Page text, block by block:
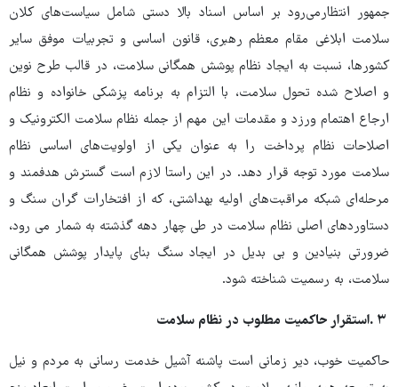
جمهور انتظارمی‌رود بر اساس اسناد بالا دستی شامل سیاست‌های کلان
سلامت ابلاغی مقام معظم رهبری، قانون اساسی و تجربیات موفق سایر
کشورها، نسبت به ایجاد نظام پوشش همگانی سلامت، در قالب طرح نوین
و اصلاح شده تحول سلامت، با التزام به برنامه پزشکی خانواده و نظام
ارجاع اهتمام ورزد و مقدمات این مهم از جمله نظام سلامت الکترونیک و
اصلاحات نظام پرداخت را به عنوان یکی از اولویت‌های اساسی نظام
سلامت مورد توجه قرار دهد. در این راستا لازم است گسترش هدفمند و
مرحله‌ای شبکه مراقبت‌های اولیه بهداشتی، که از افتخارات گران سنگ و
دستاوردهای اصلی نظام سلامت در طی چهار دهه گذشته به شمار می رود،
ضرورتی بنیادین و بی بدیل در ایجاد سنگ بنای پایدار پوشش همگانی
سلامت، به رسمیت شناخته شود.
حاکمیت خوب، دیر زمانی است پاشنه آشیل خدمت رسانی به مردم و نیل